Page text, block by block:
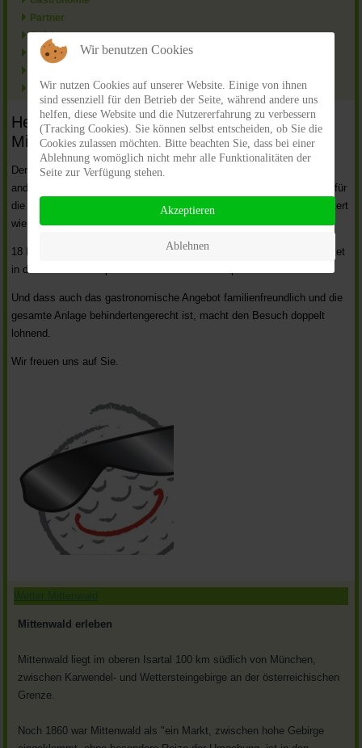
Partner
Anfahrt
Kontakt
Rund um Mittenwald
Herzlich willkommen beim Karwendel-Golf in
Mittenwald!
Der neue Karwendel-Golf Platz im Herzen von Mittenwald ist alles
andere als ein Minigolfplatz. Sie werden es selbst erleben: Der Spaß für
die ganze Familie steht im Vordergrund. Kinder sind genau so begeistert
wie Senioren, es gibt also überhaupt keine Altersbeschränkungen.
18 Bahnen in einer herrlichen Landschaft, jede einmalig und ein­gebettet
in das Grün des Kurparks: So macht Freizeit Spaß.
Und dass auch das gastronomische Angebot familienfreundlich und die
gesamte Anlage behindertengerecht ist, macht den Besuch doppelt
lohnend.
Wir freuen uns auf Sie.
Mittenwald erleben
Mittenwald liegt im oberen Isartal 100 km südlich von München,
zwischen Karwendel- und Wettersteingebirge an der österreichischen
Grenze.
Noch 1860 war Mittenwald als "ein Markt, zwischen hohe Gebirge
Wir benutzen Cookies
Wir nutzen Cookies auf unserer Website. Einige von ihnen
sind essenziell für den Betrieb der Seite, während andere uns
helfen, diese Website und die Nutzererfahrung zu verbessern
(Tracking Cookies). Sie können selbst entscheiden, ob Sie die
Cookies zulassen möchten. Bitte beachten Sie, dass bei einer
Ablehnung womöglich nicht mehr alle Funktionalitäten der
Seite zur Verfügung stehen.
Akzeptieren
Ablehnen